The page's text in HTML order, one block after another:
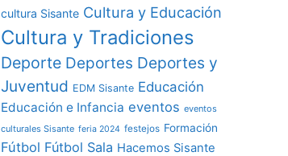
cultura Sisante Cultura y Educación
Cultura y Tradiciones
Deporte Deportes Deportes y
Juventud EDM Sisante Educación
Educación e Infancia eventos eventos
culturales Sisante feria 2024 festejos Formación
Fútbol Fútbol Sala Hacemos Sisante